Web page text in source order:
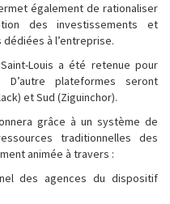
également de rationaliser
des investissements et
à l’entreprise.
Louis a été retenue pour
plateformes seront
et Sud (Ziguinchor).
grâce à un système de
traditionnelles des
animée à travers :
des agences du dispositif